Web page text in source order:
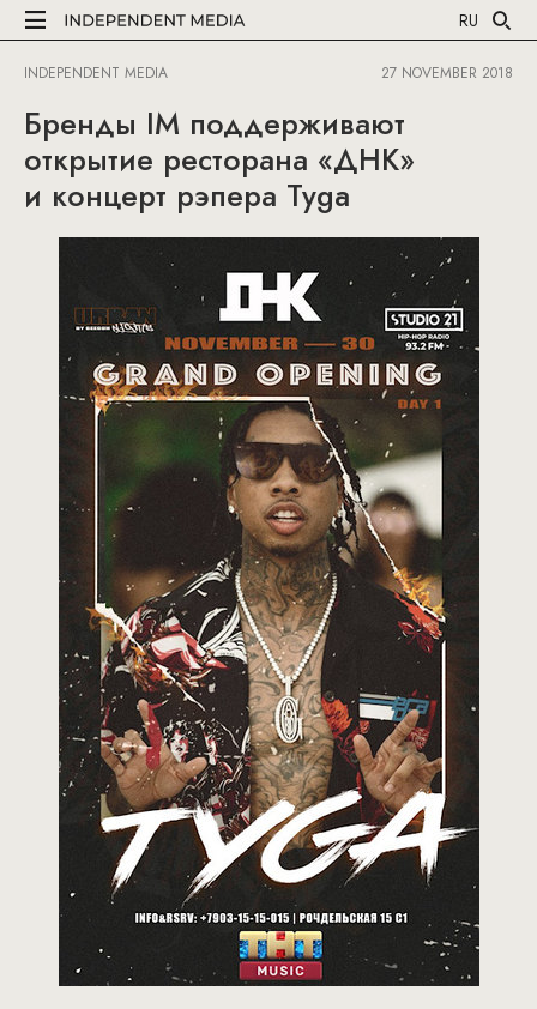
RU
INDEPENDENT MEDIA 27 NOVEMBER 2018
Бренды IM поддерживают
открытие ресторана «ДНК»
и концерт рэпера Tyga